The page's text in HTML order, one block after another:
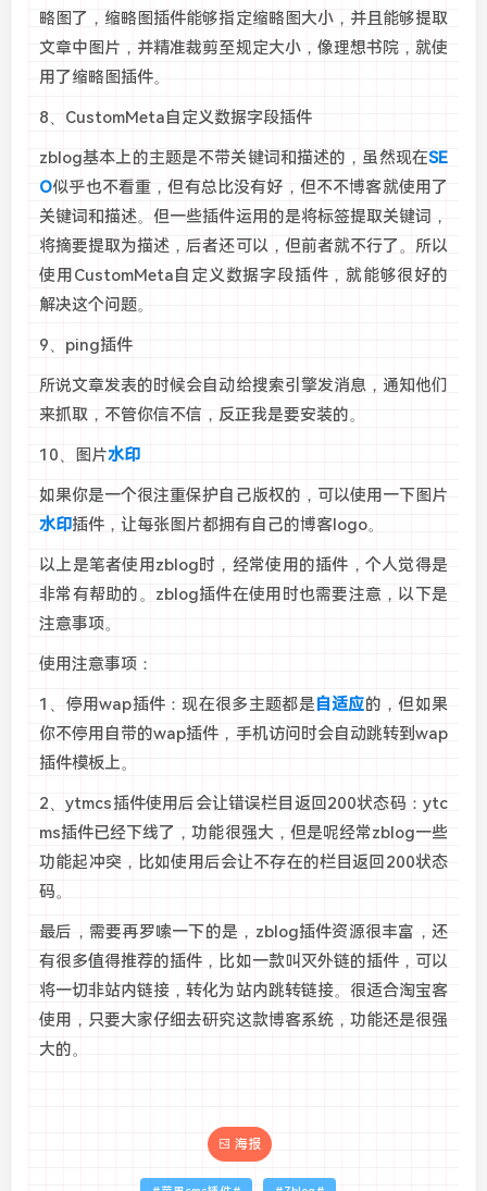
略图了，缩略图插件能够指定缩略图大小，并且能够提取
文章中图片，并精准裁剪至规定大小，像理想书院，就使
用了缩略图插件。
8、CustomMeta自定义数据字段插件
zblog基本上的主题是不带关键词和描述的，虽然现在SE
O似乎也不看重，但有总比没有好，但不不博客就使用了
关键词和描述。但一些插件运用的是将标签提取关键词，
将摘要提取为描述，后者还可以，但前者就不行了。所以
使用CustomMeta自定义数据字段插件，就能够很好的
解决这个问题。
9、ping插件
所说文章发表的时候会自动给搜索引擎发消息，通知他们
来抓取，不管你信不信，反正我是要安装的。
10、图片水印
如果你是一个很注重保护自己版权的，可以使用一下图片
水印插件，让每张图片都拥有自己的博客logo。
以上是笔者使用zblog时，经常使用的插件，个人觉得是
非常有帮助的。zblog插件在使用时也需要注意，以下是
注意事项。
使用注意事项：
1、停用wap插件：现在很多主题都是自适应的，但如果
你不停用自带的wap插件，手机访问时会自动跳转到wap
插件模板上。
2、ytmcs插件使用后会让错误栏目返回200状态码：ytc
ms插件已经下线了，功能很强大，但是呢经常zblog一些
功能起冲突，比如使用后会让不存在的栏目返回200状态
码。
最后，需要再罗嗦一下的是，zblog插件资源很丰富，还
有很多值得推荐的插件，比如一款叫灭外链的插件，可以
将一切非站内链接，转化为站内跳转链接。很适合淘宝客
使用，只要大家仔细去研究这款博客系统，功能还是很强
大的。
海报